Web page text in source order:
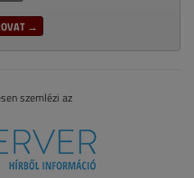
→
szemlézi az